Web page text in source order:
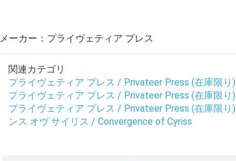
メーカー：プライヴェティア プレス
関連カテゴリ
プライヴェティア プレス / Privateer Press (在庫限り)
プライヴェティア プレス / Privateer Press (在庫限り)
プライヴェティア プレス / Privateer Press (在庫限り)
ンス オヴ サイリス / Convergence of Cyriss